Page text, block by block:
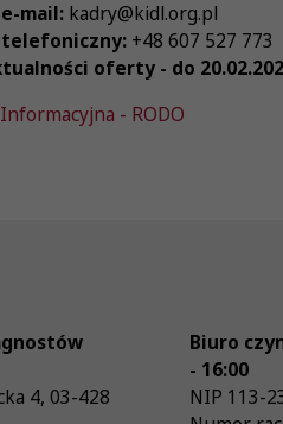
mail: kadry@kidl.org.pl
+48 607 527 773
oferty - do
- RODO
4,03-428
Biuro
- 16:00
NIP 113-